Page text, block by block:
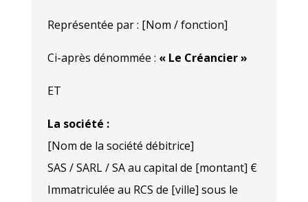
Représentée par : [Nom / fonction]
Ci-après dénommée : « Le Créancier »
ET
La société :
[Nom de la société débitrice]
SAS / SARL / SA au capital de [montant] €
Immatriculée au RCS de [ville] sous le